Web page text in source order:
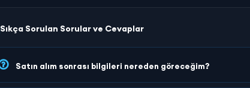
Sıkça Sorulan Sorular ve Cevaplar
Satın alım sonrası bilgileri nereden göreceğim?